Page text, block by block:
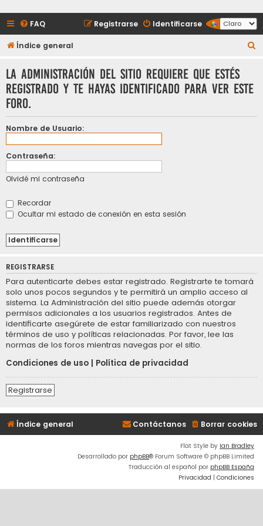
FAQ Identificarse
Registrarse
Índice general
La Administración del sitio requiere que estés
registrado y te hayas identificado para ver este
foro.
Nombre de Usuario:
Contraseña:
Olvidé mi contraseña
Recordar
Ocultar mi estado de conexión en esta sesión
REGISTRARSE
Para autenticarte debes estar registrado. Registrarte te tomará
solo unos pocos segundos y te permitirá un amplio acceso al
sistema. La Administración del sitio puede además otorgar
permisos adicionales a los usuarios registrados. Antes de
identificarte asegúrete de estar familiarizado con nuestros
términos de uso y políticas relacionadas. Por favor, lee las
normas de los foros mientras navegas por el sitio.
Condiciones de uso
Política de privacidad
Registrarse
Índice general Borrar cookies
Contáctanos
Flat Style by Ian Bradley
Desarrollado por phpBB® Forum Software © phpBB Limited
Traducción al español por phpBB España
Privacidad | Condiciones